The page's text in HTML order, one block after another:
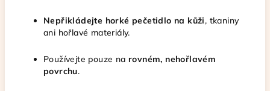
Nepřikládejte horké pečetidlo na kůži, tkaniny
ani hořlavé materiály.
Používejte pouze na rovném, nehořlavém
povrchu.